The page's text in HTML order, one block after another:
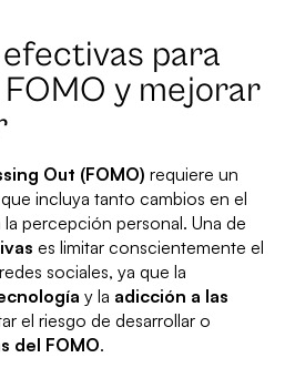
para
y mejorar
Out (FOMO) requiere un
incluya tanto cambios en el
percepción personal. Una de
es limitar conscientemente el
sociales, ya que la
y la adicción a las
el riesgo de desarrollar o
del FOMO.